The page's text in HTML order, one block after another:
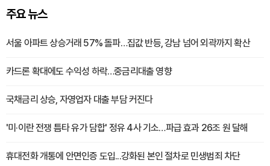
주요 뉴스
서울 아파트 상승거래 57% 돌파…집값 반등, 강남 넘어 외곽까지 확산
카드론 확대에도 수익성 하락…중금리대출 영향
국채금리 상승, 자영업자 대출 부담 커진다
'미·이란 전쟁 틈타 유가 담합' 정유 4사 기소…파급 효과 26조 원 달해
휴대전화 개통에 안면인증 도입...강화된 본인 절차로 민생범죄 차단